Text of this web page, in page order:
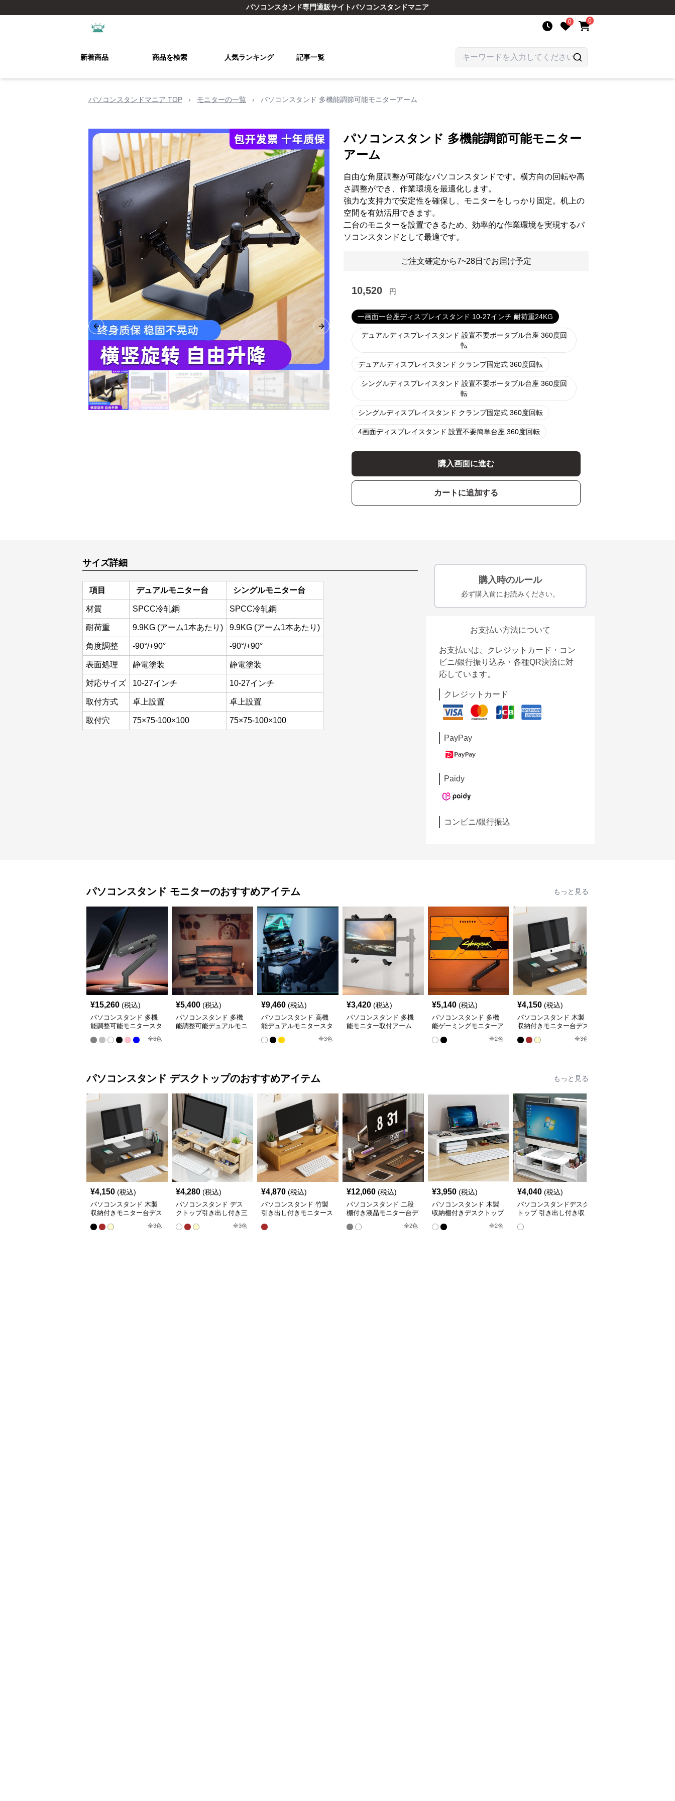
パソコンスタンド専門通販サイトパソコンスタンドマニア
0 0
新着商品 商品を検索 人気ランキング 記事一覧
パソコンスタンドマニア TOP › モニターの一覧 › パソコンスタンド 多機能調節可能モニターアーム
Previous slide Next slide
パソコンスタンド 多機能調節可能モニター
アーム
自由な角度調整が可能なパソコンスタンドです。横方向の回転や高
さ調整ができ、作業環境を最適化します。
強力な支持力で安定性を確保し、モニターをしっかり固定。机上の
空間を有効活用できます。
二台のモニターを設置できるため、効率的な作業環境を実現するパ
ソコンスタンドとして最適です。
ご注文確定から7~28日でお届け予定
10,520 円
一画面一台座ディスプレイスタンド 10-27インチ 耐荷重24KG
デュアルディスプレイスタンド 設置不要ポータブル台座 360度回
転
デュアルディスプレイスタンド クランプ固定式 360度回転
シングルディスプレイスタンド 設置不要ポータブル台座 360度回
転
シングルディスプレイスタンド クランプ固定式 360度回転
4画面ディスプレイスタンド 設置不要簡単台座 360度回転
購入画面に進む
カートに追加する
サイズ詳細
項目 デュアルモニター台 シングルモニター台
材質 SPCC冷轧鋼 SPCC冷轧鋼
耐荷重 9.9KG (アーム1本あたり) 9.9KG (アーム1本あたり)
角度調整 -90°/+90° -90°/+90°
表面処理 静電塗装 静電塗装
対応サイズ 10-27インチ 10-27インチ
取付方式 卓上設置 卓上設置
取付穴 75×75-100×100 75×75-100×100
購入時のルール
必ず購入前にお読みください。
お支払い方法について
お支払いは、クレジットカード・コン
ビニ/銀行振り込み・各種QR決済に対
応しています。
クレジットカード
PayPay
Paidy
コンビニ/銀行振込
パソコンスタンド モニターのおすすめアイテム もっと見る
¥15,260 (税込)
パソコンスタンド 多機
能調整可能モニタースタ
全6色
¥5,400 (税込)
パソコンスタンド 多機
能調整可能デュアルモニ
¥9,460 (税込)
パソコンスタンド 高機
能デュアルモニタースタ
全3色
¥3,420 (税込)
パソコンスタンド 多機
能モニター取付アーム
¥5,140 (税込)
パソコンスタンド 多機
能ゲーミングモニターア
全2色
¥4,150 (税込)
パソコンスタンド 木製
収納付きモニター台デス
全3色
パソコンスタンド デスクトップのおすすめアイテム もっと見る
¥4,150 (税込)
パソコンスタンド 木製
収納付きモニター台デス
全3色
¥4,280 (税込)
パソコンスタンド デス
クトップ引き出し付き三
段棚収納モニター台スタ
ンド
全3色
¥4,870 (税込)
パソコンスタンド 竹製
引き出し付きモニタース
¥12,060 (税込)
パソコンスタンド 二段
棚付き液晶モニター台デ
全2色
¥3,950 (税込)
パソコンスタンド 木製
収納棚付きデスクトップ
全2色
¥4,040 (税込)
パソコンスタンドデスク
トップ 引き出し付き収
ンド